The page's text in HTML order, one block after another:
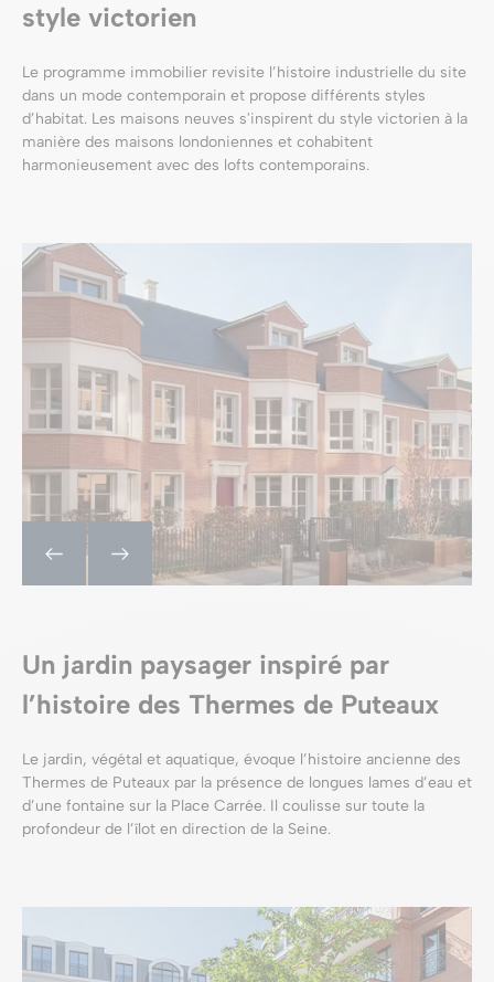
style victorien
Le programme immobilier revisite l’histoire industrielle du site
dans un mode contemporain et propose différents styles
d’habitat. Les maisons neuves s'inspirent du style victorien à la
manière des maisons londoniennes et cohabitent
harmonieusement avec des lofts contemporains.
Un jardin paysager inspiré par
l’histoire des Thermes de Puteaux
Le jardin, végétal et aquatique, évoque l’histoire ancienne des
Thermes de Puteaux par la présence de longues lames d’eau et
d’une fontaine sur la Place Carrée. Il coulisse sur toute la
profondeur de l’îlot en direction de la Seine.